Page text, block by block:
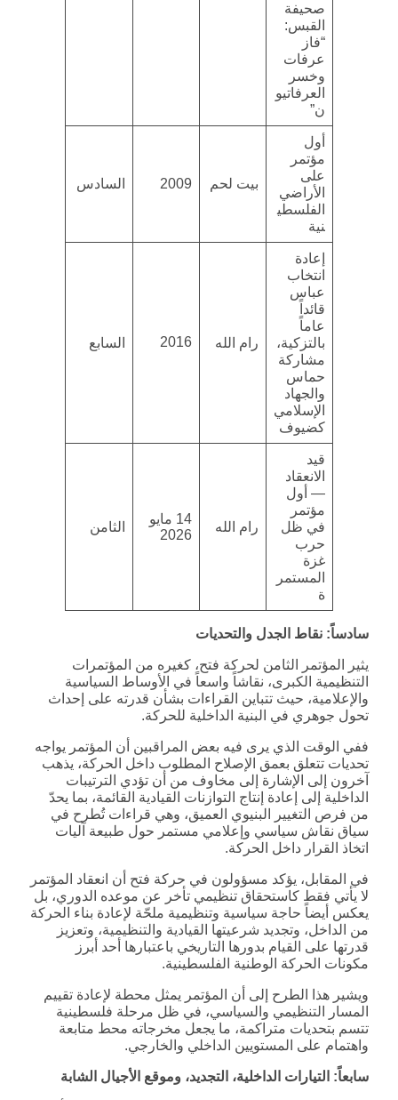
صحيفة
القبس:
“فاز
عرفات
وخسر
العرفاتيو
ن”
أول
مؤتمر
على
الأراضي
الفلسطي
نية
بيت لحم 2009 السادس
إعادة
انتخاب
عباس
قائداً
عاماً
بالتزكية،
مشاركة
حماس
والجهاد
الإسلامي
كضيوف
رام الله 2016 السابع
قيد
الانعقاد
— أول
مؤتمر
في ظل
حرب
غزة
المستمر
ة
رام الله
14 مايو
2026
الثامن
سادساً: نقاط الجدل والتحديات
يثير المؤتمر الثامن لحركة فتح، كغيره من المؤتمرات
التنظيمية الكبرى، نقاشاً واسعاً في الأوساط السياسية
والإعلامية، حيث تتباين القراءات بشأن قدرته على إحداث
تحول جوهري في البنية الداخلية للحركة.
ففي الوقت الذي يرى فيه بعض المراقبين أن المؤتمر يواجه
تحديات تتعلق بعمق الإصلاح المطلوب داخل الحركة، يذهب
آخرون إلى الإشارة إلى مخاوف من أن تؤدي الترتيبات
الداخلية إلى إعادة إنتاج التوازنات القيادية القائمة، بما يحدّ
من فرص التغيير البنيوي العميق، وهي قراءات تُطرح في
سياق نقاش سياسي وإعلامي مستمر حول طبيعة آليات
اتخاذ القرار داخل الحركة.
في المقابل، يؤكد مسؤولون في حركة فتح أن انعقاد المؤتمر
لا يأتي فقط كاستحقاق تنظيمي تأخر عن موعده الدوري، بل
يعكس أيضاً حاجة سياسية وتنظيمية ملحّة لإعادة بناء الحركة
من الداخل، وتجديد شرعيتها القيادية والتنظيمية، وتعزيز
قدرتها على القيام بدورها التاريخي باعتبارها أحد أبرز
مكونات الحركة الوطنية الفلسطينية.
ويشير هذا الطرح إلى أن المؤتمر يمثل محطة لإعادة تقييم
المسار التنظيمي والسياسي، في ظل مرحلة فلسطينية
تتسم بتحديات متراكمة، ما يجعل مخرجاته محط متابعة
واهتمام على المستويين الداخلي والخارجي.
سابعاً: التيارات الداخلية، التجديد، وموقع الأجيال الشابة